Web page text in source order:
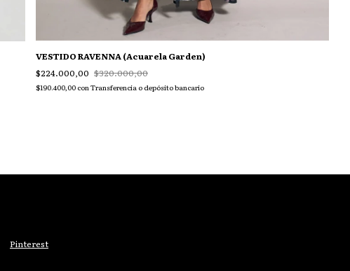
VESTIDO RAVENNA (Acuarela Garden)
$224.000,00 $320.000,00
$190.400,00 conTransferencia o depósito bancario
Pinterest